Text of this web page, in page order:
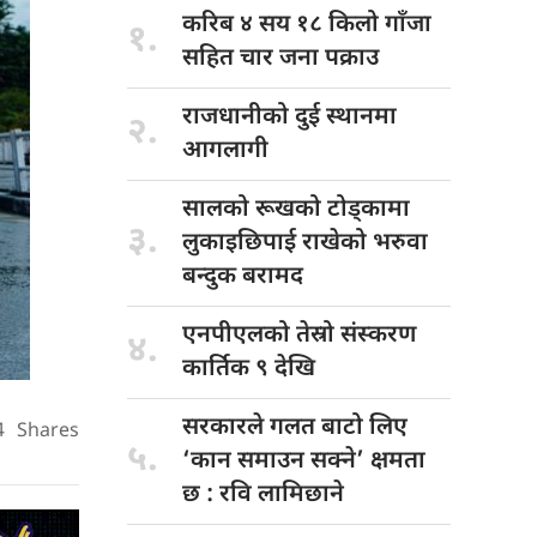
Shares
१. करिब ४ सय १८ किलो गाँजा
सहित चार जना पक्राउ
२. राजधानीको दुईस्थानमा
आगलागी
३.
सालको रूखकोटोड्कामा
लुकाइछिपाई राखेको भरुवा
बन्दुक बरामद
४. एनपीएलको तेस्रोसंस्करण
कार्तिक ९ देखि
५.
सरकारले गलतबाटो लिए
‘कान समाउन सक्ने’ क्षमता
छ : रवि लामिछाने